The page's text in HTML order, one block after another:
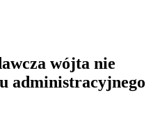
wójta nie
administracyjnego